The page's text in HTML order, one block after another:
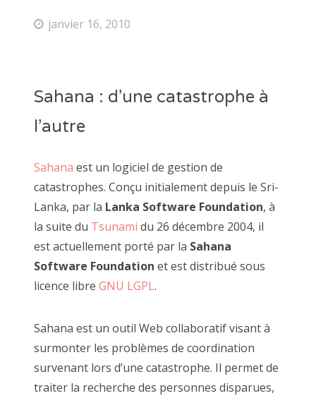
janvier 16, 2010
Sahana : d’une catastrophe à
l’autre
Sahana est un logiciel de gestion de
catastrophes. Conçu initialement depuis le Sri-
Lanka, par la Lanka Software Foundation, à
la suite du Tsunami du 26 décembre 2004, il
est actuellement porté par la Sahana
Software Foundation et est distribué sous
licence libre GNU LGPL.
Sahana est un outil Web collaboratif visant à
surmonter les problèmes de coordination
survenant lors d’une catastrophe. Il permet de
traiter la recherche des personnes disparues,